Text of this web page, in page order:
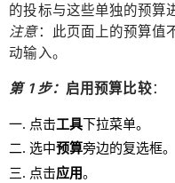
的投标与这些单独的预算
注意：此页面上的预算值
动输入。
第 1 步： 启用预算比较：
点击工具下拉菜单。
选中预算旁边的复选框。
点击应用。